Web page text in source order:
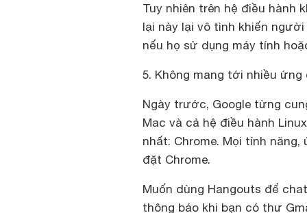
Tuy nhiên trên hệ điều hành
lại này lại vô tình khiến
nếu họ sử dụng máy tính
5. Không mang tới nhiều
Ngày trước, Google từng
Mac và cả hệ điều hành
nhất: Chrome. Mọi tính
đặt Chrome.
Muốn dùng Hangouts để
thông báo khi bạn có thư